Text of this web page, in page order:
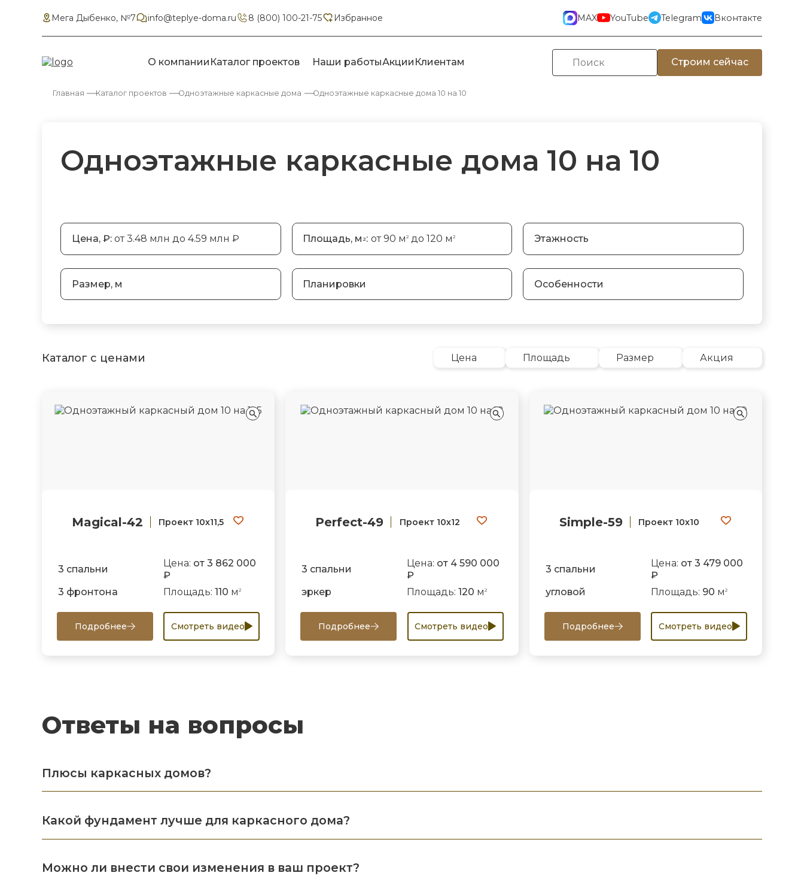
Мега Дыбенко, №7 info@teplye-doma.ru 8 (800) 100-21-75 Избранное MAX YouTube Telegram Вконтакте
О компании Каталог проектов Наши работыАкции Клиентам Строим сейчас
Главная Каталог проектов Одноэтажные каркасные дома Одноэтажные каркасные дома 10 на 10
Одноэтажные каркасные дома 10 на 10
Цена, ₽: от 3.48 млн до 4.59 млн ₽ Площадь, м 2 : от 90 м2 до 120 м2 Этажность
Размер, м Планировки Особенности
Каталог с ценами Цена Площадь Размер Акция
Magical-42 Проект 10х11,5
3 спальни
Цена: от 3 862 000
₽
3 фронтона
Площадь: 110 м 2
Подробнее Смотреть видео
Perfect-49 Проект 10х12
3 спальни
Цена: от 4 590 000
₽
эркер
Площадь:120 м2
Подробнее Смотреть видео
Simple-59 Проект 10х10
3 спальни
Цена: от 3 479 000
₽
угловой
Площадь: 90 м 2
Подробнее Смотреть видео
Ответы на вопросы
Плюсы каркасных домов?
Какой фундамент лучше для каркасного дома?
Можно ли внести свои изменения в ваш проект?